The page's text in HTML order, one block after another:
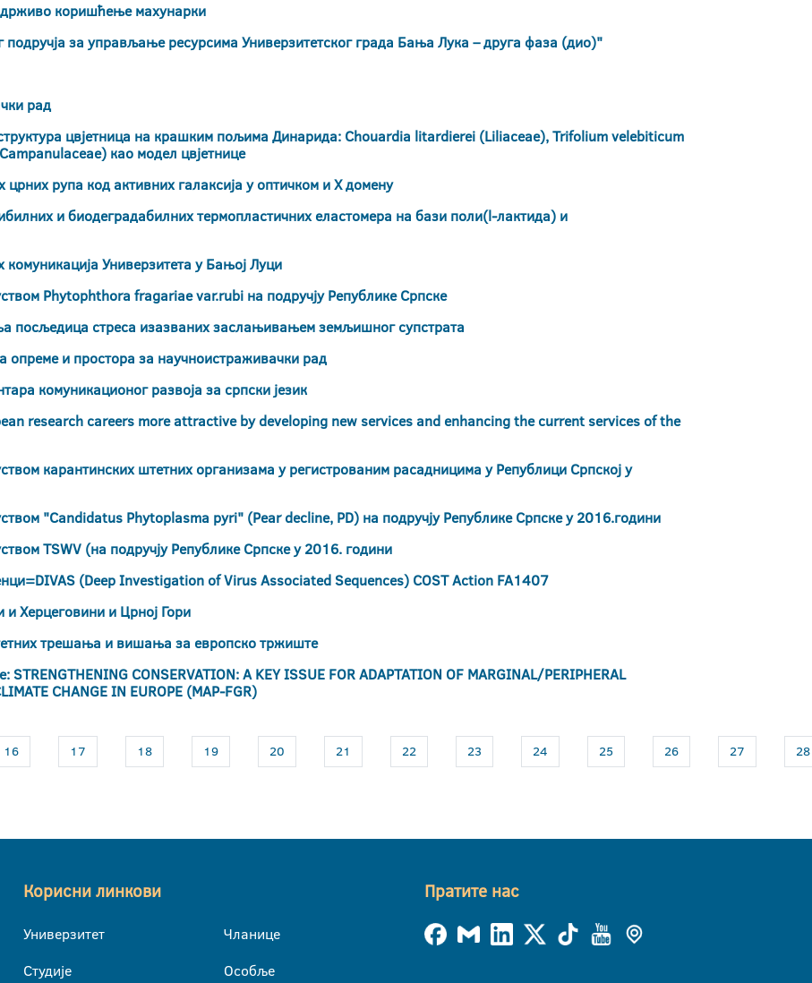
коришћење махунарки
за управљање ресурсима Универзитетског града Бања Лука – друга фаза (дио)"
рад
структура цвјетница на крашким пољима Динарида: Chouardia litardierei (Liliaceae), Trifolium velebiticum
као модел цвјетнице
рупа код активних галаксија у оптичком и X домену
и биодеградабилних термопластичних еластомера на бази поли(l-лактида) и
Универзитета у Бањој Луци
Phytophthora fragariae var.rubi на подручју Републике Српске
посљедица стреса изазваних заслањивањем земљишног супстрата
опреме и простора за научноистраживачки рад
комуникационог развоја за српски језик
research careers more attractive by developing new services and enhancing the current services of the
карантинских штетних организама у регистрованим расадницима у Републици Српској у
"Candidatus Phytoplasma pyri" (Pear decline, PD) на подручју Републике Српске у 2016.години
TSWV (на подручју Републике Српске у 2016. години
(Deep Investigation of Virus Associated Sequences) COST Action FA1407
Херцеговини и Црној Гори
трешања и вишања за европско тржиште
CONSERVATION: A KEY ISSUE FOR ADAPTATION OF MARGINAL/PERIPHERAL
CHANGE IN EUROPE (MAP-FGR)
16 17 18 19 20 21 22 23 24 25 26 27 28
Корисни линкови
Универзитет
Студије
Чланице
Особље
Пратите нас